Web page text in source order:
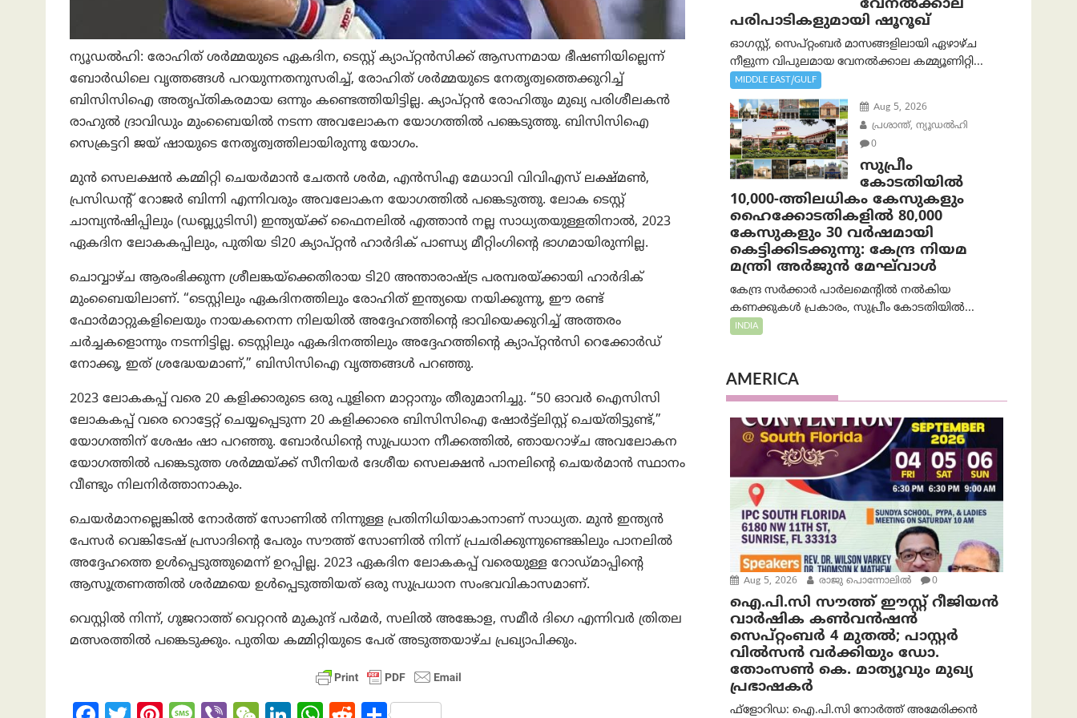
ന്യൂഡൽഹി: രോഹിത് ശർമ്മയുടെ ഏകദിന, ടെസ്റ്റ് ക്യാപ്റ്റൻസിക്ക് ആസന്നമായ ഭീഷണിയില്ലെന്ന്
ബോർഡിലെ വൃത്തങ്ങൾ പറയുന്നതനുസരിച്ച്, രോഹിത് ശർമ്മയുടെ നേതൃത്വത്തെക്കുറിച്ച്
ബിസിസിഐ അതൃപ്‌തികരമായ ഒന്നും കണ്ടെത്തിയിട്ടില്ല. ക്യാപ്റ്റൻ രോഹിതും മുഖ്യ പരിശീലകൻ
രാഹുൽ ദ്രാവിഡും മുംബൈയിൽ നടന്ന അവലോകന യോഗത്തിൽ പങ്കെടുത്തു. ബിസിസിഐ
സെക്രട്ടറി ജയ് ഷായുടെ നേതൃത്വത്തിലായിരുന്നു യോഗം.
മുന്‍ സെലക്ഷൻ കമ്മിറ്റി ചെയർമാൻ ചേതൻ ശർമ, എൻസിഎ മേധാവി വിവിഎസ് ലക്ഷ്മൺ,
പ്രസിഡന്റ് റോജർ ബിന്നി എന്നിവരും അവലോകന യോഗത്തിൽ പങ്കെടുത്തു. ലോക ടെസ്റ്റ്
ചാമ്പ്യൻഷിപ്പിലും (ഡബ്ല്യുടിസി) ഇന്ത്യയ്ക്ക് ഫൈനലിൽ എത്താൻ നല്ല സാധ്യതയുള്ളതിനാൽ, 2023
ഏകദിന ലോകകപ്പിലും, പുതിയ ടി20 ക്യാപ്റ്റൻ ഹാർദിക് പാണ്ഡ്യ മീറ്റിംഗിന്റെ ഭാഗമായിരുന്നില്ല.
ചൊവ്വാഴ്ച ആരംഭിക്കുന്ന ശ്രീലങ്കയ്‌ക്കെതിരായ ടി20 അന്താരാഷ്ട്ര പരമ്പരയ്ക്കായി ഹാർദിക്
മുംബൈയിലാണ്. “ടെസ്റ്റിലും ഏകദിനത്തിലും രോഹിത് ഇന്ത്യയെ നയിക്കുന്നു, ഈ രണ്ട്
ഫോർമാറ്റുകളിലെയും നായകനെന്ന നിലയിൽ അദ്ദേഹത്തിന്റെ ഭാവിയെക്കുറിച്ച് അത്തരം
ചർച്ചകളൊന്നും നടന്നിട്ടില്ല. ടെസ്റ്റിലും ഏകദിനത്തിലും അദ്ദേഹത്തിന്റെ ക്യാപ്റ്റൻസി റെക്കോർഡ്
നോക്കൂ, ഇത് ശ്രദ്ധേയമാണ്,” ബിസിസിഐ വൃത്തങ്ങൾ പറഞ്ഞു.
2023 ലോകകപ്പ് വരെ 20 കളിക്കാരുടെ ഒരു പൂളിനെ മാറ്റാനും തീരുമാനിച്ചു. “50 ഓവർ ഐസിസി
ലോകകപ്പ് വരെ റൊട്ടേറ്റ് ചെയ്യപ്പെടുന്ന 20 കളിക്കാരെ ബിസിസിഐ ഷോർട്ട്‌ലിസ്റ്റ് ചെയ്തിട്ടുണ്ട്,”
യോഗത്തിന് ശേഷം ഷാ പറഞ്ഞു. ബോർഡിന്റെ സുപ്രധാന നീക്കത്തിൽ, ഞായറാഴ്ച അവലോകന
യോഗത്തിൽ പങ്കെടുത്ത ശർമ്മയ്ക്ക് സീനിയർ ദേശീയ സെലക്ഷൻ പാനലിന്റെ ചെയർമാൻ സ്ഥാനം
വീണ്ടും നിലനിർത്താനാകും.
ചെയർമാനല്ലെങ്കിൽ നോർത്ത് സോണിൽ നിന്നുള്ള പ്രതിനിധിയാകാനാണ് സാധ്യത. മുൻ ഇന്ത്യൻ
പേസർ വെങ്കിടേഷ് പ്രസാദിന്റെ പേരും സൗത്ത് സോണിൽ നിന്ന് പ്രചരിക്കുന്നുണ്ടെങ്കിലും പാനലിൽ
അദ്ദേഹത്തെ ഉൾപ്പെടുത്തുമെന്ന് ഉറപ്പില്ല. 2023 ഏകദിന ലോകകപ്പ് വരെയുള്ള റോഡ്‌മാപ്പിന്റെ
ആസൂത്രണത്തിൽ ശർമ്മയെ ഉൾപ്പെടുത്തിയത് ഒരു സുപ്രധാന സംഭവവികാസമാണ്.
വെസ്റ്റിൽ നിന്ന്, ഗുജറാത്ത് വെറ്ററൻ മുകുന്ദ് പർമർ, സലിൽ അങ്കോള, സമീർ ദിഗെ എന്നിവർ ത്രിതല
മത്സരത്തിൽ പങ്കെടുക്കും. പുതിയ കമ്മിറ്റിയുടെ പേര് അടുത്തയാഴ്ച പ്രഖ്യാപിക്കും.
വേനൽക്കാല
പരിപാടികളുമായി ഷൂറൂഖ്
ഓഗസ്റ്റ്, സെപ്റ്റംബർ മാസങ്ങളിലായി ഏഴാഴ്ച
നീളുന്ന വിപുലമായ വേനൽക്കാല കമ്മ്യൂണിറ്റി...
MIDDLE EAST/GULF
Aug 5, 2026
പ്രശാന്ത്, ന്യൂഡല്‍ഹി
0
സുപ്രീം
കോടതിയിൽ
10,000-ത്തിലധികം കേസുകളും
ഹൈക്കോടതികളിൽ 80,000
കേസുകളും 30 വർഷമായി
കെട്ടിക്കിടക്കുന്നു: കേന്ദ്ര നിയമ
മന്ത്രി അര്‍ജുന്‍ മേഘ്‌വാള്‍
കേന്ദ്ര സർക്കാർ പാർലമെന്റിൽ നൽകിയ
കണക്കുകൾ പ്രകാരം, സുപ്രീം കോടതിയിൽ...
INDIA
AMERICA
Aug 5, 2026 രാജു പൊന്നോലിൽ 0
ഐ.പി.സി സൗത്ത് ഈസ്റ്റ് റീജിയൻ
വാർഷിക കൺവൻഷൻ
സെപ്റ്റംബർ 4 മുതൽ; പാസ്റ്റർ
വിൽസൻ വർക്കിയും ഡോ.
തോംസൺ കെ. മാത്യൂവും മുഖ്യ
പ്രഭാഷകർ
ഫ്ളോറിഡ: ഐ.പി.സി നോർത്ത് അമേരിക്കൻ